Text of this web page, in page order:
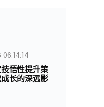
悟性提升策
长的深远影